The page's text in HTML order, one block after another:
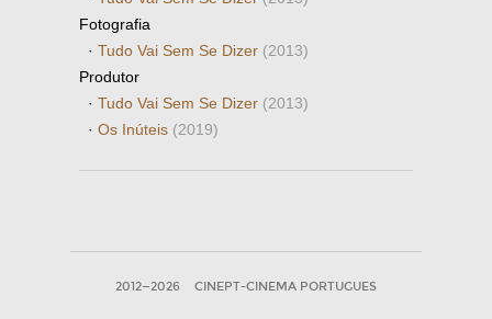
Fotografia
· Tudo Vai Sem Se Dizer (2013)
Produtor
· Tudo Vai Sem Se Dizer (2013)
· Os Inúteis (2019)
2012—2026 CINEPT-CINEMA PORTUGUES